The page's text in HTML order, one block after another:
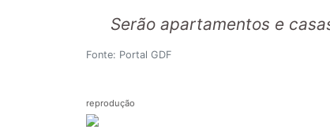
Serão apartamentos e
Fonte: Portal GDF
reprodução